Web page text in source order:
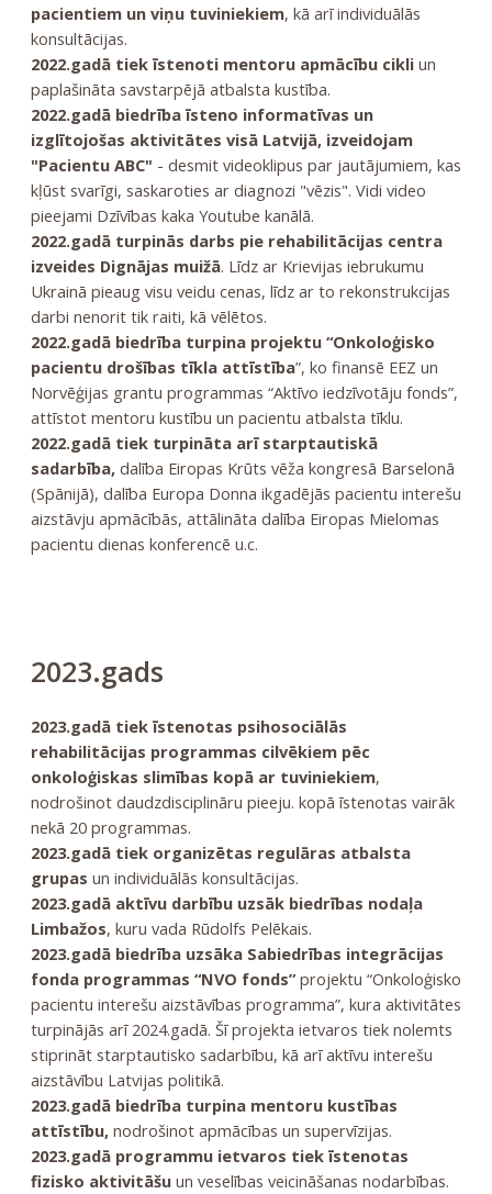
pacientiem un viņu tuviniekiem, kā arī individuālās
konsultācijas.
2022.gadā tiek īstenoti mentoru apmācību cikliun
paplašināta savstarpējā atbalsta kustība.
2022.gadā biedrība īsteno informatīvas un
izglītojošas aktivitātes visā Latvijā, izveidojam
"Pacientu ABC" - desmit videoklipus par jautājumiem, kas
kļūst svarīgi, saskaroties ar diagnozi "vēzis". Vidi video
pieejami Dzīvības kaka Youtube kanālā.
2022.gadā turpinās darbs pie rehabilitācijas centra
izveides Dignājas muižā. Līdz ar Krievijas iebrukumu
Ukrainā pieaug visu veidu cenas, līdz ar to rekonstrukcijas
darbi nenorit tik raiti, kā vēlētos.
2022.gadā biedrība turpina projektu “Onkoloģisko
pacientu drošības tīkla attīstība”, ko finansē EEZ un
Norvēģijas grantu programmas “Aktīvo iedzīvotāju fonds”,
attīstot mentoru kustību un pacientu atbalsta tīklu.
2022.gadā tiek turpināta arī starptautiskā
sadarbība, dalība Eiropas Krūts vēža kongresā Barselonā
(Spānijā), dalība Europa Donna ikgadējās pacientu interešu
aizstāvju apmācībās, attālināta dalība Eiropas Mielomas
pacientu dienas konferencē u.c.
2023.gads
2023.gadā tiek īstenotas psihosociālās
rehabilitācijas programmas cilvēkiem pēc
onkoloģiskas slimības kopā ar tuviniekiem,
nodrošinot daudzdisciplināru pieeju. kopā īstenotas vairāk
nekā 20 programmas.
2023.gadā tiek organizētas regulāras atbalsta
grupas un individuālās konsultācijas.
2023.gadā aktīvu darbību uzsāk biedrības nodaļa
Limbažos, kuru vada Rūdolfs Pelēkais.
2023.gadā biedrība uzsāka Sabiedrības integrācijas
fonda programmas “NVO fonds”projektu “Onkoloģisko
pacientu interešu aizstāvības programma”, kura aktivitātes
turpinājās arī 2024.gadā. Šī projekta ietvaros tiek nolemts
stiprināt starptautisko sadarbību, kā arī aktīvu interešu
aizstāvību Latvijas politikā.
2023.gadā biedrība turpina mentoru kustības
attīstību,nodrošinot apmācības un supervīzijas.
2023.gadā programmu ietvaros tiek īstenotas
fizisko aktivitāšuun veselības veicināšanas nodarbības.